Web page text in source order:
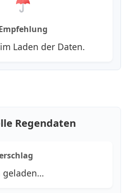
Laden der Daten.
Regendaten
geladen…